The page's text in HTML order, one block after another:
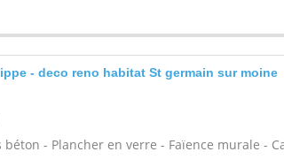
- deco reno habitat St germain sur moine
béton - Plancher en verre - Faïence murale -